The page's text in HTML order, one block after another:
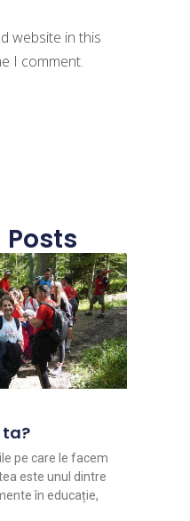
website in this
I comment.
Posts
ta?
pe care le facem
este unul dintre
în educație,